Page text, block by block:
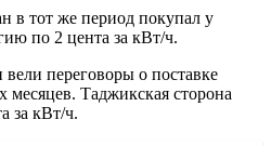
в тот же период покупал у
по 2 цента за кВт/ч.
переговоры о поставке
месяцев. Таджикская сторона
за кВт/ч.